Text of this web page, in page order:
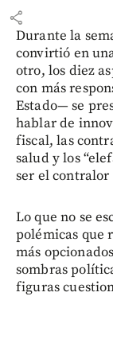
share
Durante la
convirtió en
otro, los diez
con más
Estado— se
hablar de
fiscal, las
salud y los
ser el contralor
Lo que no se
polémicas que
más
sombras
figuras